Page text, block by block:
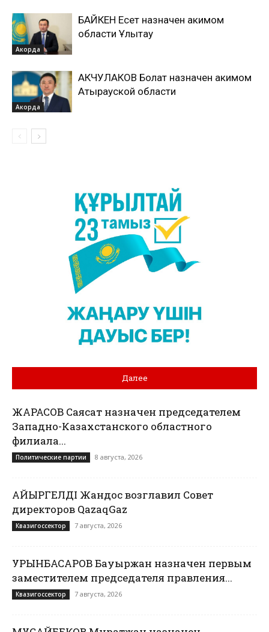
Акорда
БАЙКЕН Есет назначен акимом
области Ұлытау
Акорда
АКЧУЛАКОВ Болат назначен акимом
Атырауской области
Далее
ЖАРАСОВ Саясат назначен председателем
Западно-Казахстанского областного
филиала...
Политические партии 8 августа, 2026
ҚАЙЫРГЕЛДІ Жандос возглавил Совет
директоров QazaqGaz
Квазигоссектор 7 августа, 2026
УРЫНБАСАРОВ Бауыржан назначен первым
заместителем председателя правления...
Квазигоссектор 7 августа, 2026